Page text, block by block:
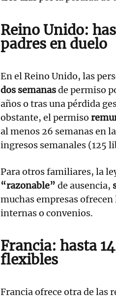
Reino Unido:
padres en duelo
En el Reino Unido, las
dos semanasde permiso
años o tras una pérdida
obstante, el permiso
al menos 26 semanas en
ingresos semanales (125
Para otros familiares, la
“razonable” de ausencia,
muchas empresas
internas o convenios.
Francia: hasta
flexibles
Francia ofrece otra de las